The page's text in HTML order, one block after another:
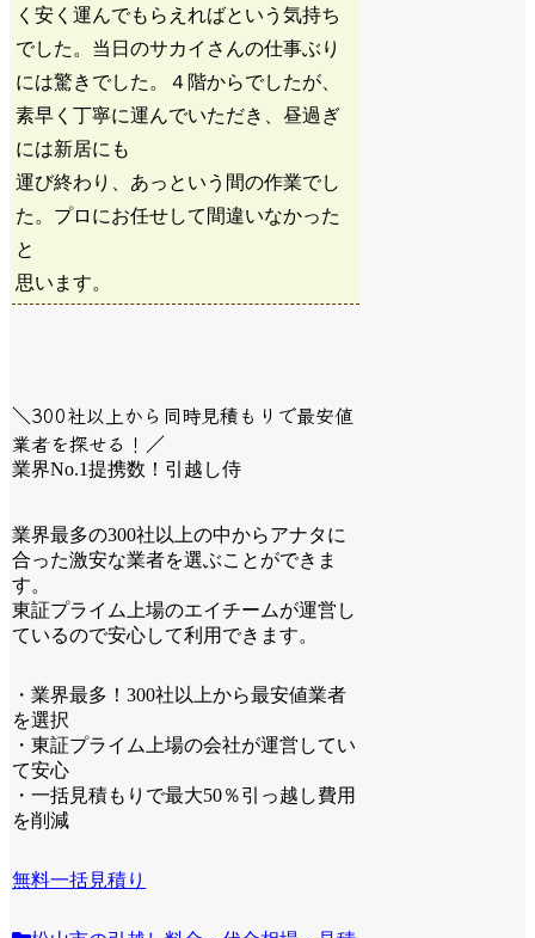
く安く運んでもらえればという気持ち
でした。当日のサカイさんの仕事ぶり
には驚きでした。４階からでしたが、
素早く丁寧に運んでいただき、昼過ぎ
には新居にも
運び終わり、あっという間の作業でし
た。プロにお任せして間違いなかった
と
思います。
＼300社以上から同時見積もりで最安値
業者を探せる！／
業界No.1提携数！引越し侍
業界最多の300社以上の中からアナタに
合った激安な業者を選ぶことができま
す。
東証プライム上場のエイチームが運営し
ているので安心して利用できます。
・業界最多！300社以上から最安値業者
を選択
・東証プライム上場の会社が運営してい
て安心
・一括見積もりで最大50％引っ越し費用
を削減
無料一括見積り